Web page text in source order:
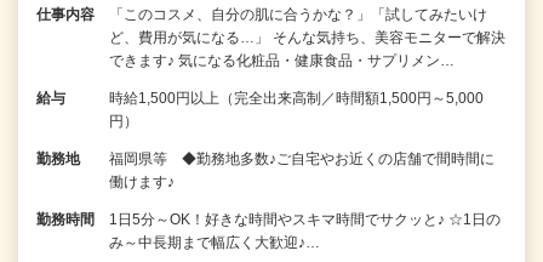
仕事内容
「このコスメ、自分の肌に合うかな？」「試してみたいけ
ど、費用が気になる…」 そんな気持ち、美容モニターで解決
できます♪ 気になる化粧品・健康食品・サプリメン…
給与
時給1,500円以上（完全出来高制／時間額1,500円～5,000
円）
勤務地
福岡県等 ◆勤務地多数♪ご自宅やお近くの店舗で間時間に
働けます♪
勤務時間
1日5分～OK！好きな時間やスキマ時間でサクッと♪ ☆1日の
み～中長期まで幅広く大歓迎♪…